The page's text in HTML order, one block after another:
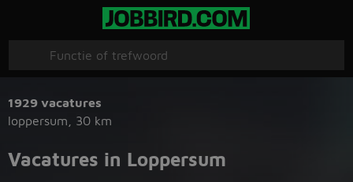
1929 vacatures
loppersum
30 km
Vacatures in Loppersum